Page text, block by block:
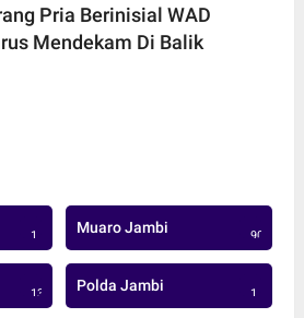
Pria Berinisial WAD
Mendekam Di Balik
1 Muaro Jambi 906
137 Polda Jambi 1